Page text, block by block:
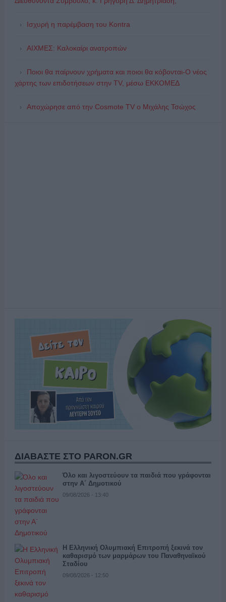
Ισχυρή η παρέμβαση του Kontra
ΑΙΧΜΕΣ: Καλοκαίρι ανατροπών
Ποιοι θα παίρνουν χρήματα και ποιοι θα κόβονται-Ο νέος
χάρτης των επιδοτήσεων στην TV, μέσω ΕΚΚΟΜΕΔ
Αποχώρησε από την Cosmote TV o Μιχάλης Τσώχος
ΔΙΑΒΑΣΤΕ ΣΤΟ PARON.GR
Όλο και λιγοστεύουν τα παιδιά που γράφονται
στην Α΄ Δημοτικού
09/08/2026 - 13:40
Η Ελληνική Ολυμπιακή Επιτροπή ξεκινά τον
καθαρισμό των μαρμάρων του Παναθηναϊκού
Σταδίου
09/08/2026 - 12:50